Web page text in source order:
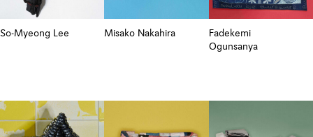
So-Myeong Lee Misako Nakahira
Fadekemi
Ogunsanya